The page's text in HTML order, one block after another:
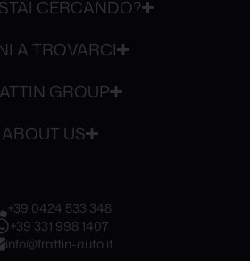
CERCANDO?
A TROVARCI
GROUP
ABOUT US
+39 0424 533 348
+39 331 998 1407
info@frattin-auto.it